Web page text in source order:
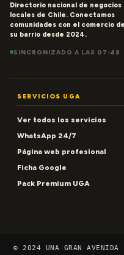
Directorio nacional de negocios
locales de Chile. Conectamos
comunidades con el comercio de
su barrio desde 2024.
SINCRONIZADO A LAS 07:48
SERVICIOS UGA
Ver todos los servicios
WhatsApp 24/7
Página web profesional
Ficha Google
Pack Premium UGA
© 2024 UNA GRAN AVENIDA